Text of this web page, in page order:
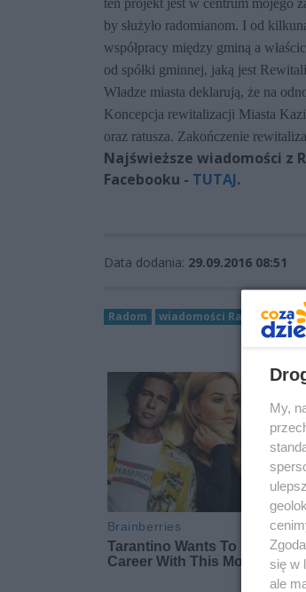
ten projekt jest w centrum mojego
by służyło radomianom. I od
współpracy między gminą a
od spółki gminnej, jaką jest
Władze miasta deklarują, że na
Koncepcja rewitalizacji Miasta
oraz ratusza. Zakończenie
Najświeższe wiadomości z
Facebooku - TUTAJ.
Data dodania: 29.09.2016 08:51
Radom wiadomości Radom
My,
się w
ale